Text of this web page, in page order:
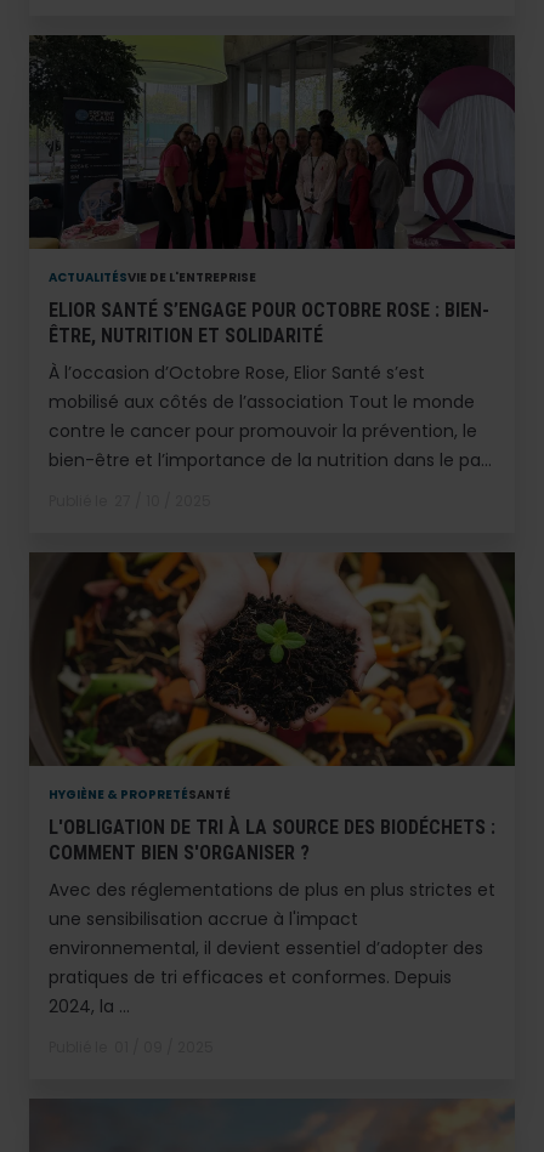
ACTUALITÉSVIE DE L'ENTREPRISE
ELIOR SANTÉ S’ENGAGE POUR OCTOBRE ROSE : BIEN-
ÊTRE, NUTRITION ET SOLIDARITÉ
À l’occasion d’Octobre Rose, Elior Santé s’est
mobilisé aux côtés de l’association Tout le monde
contre le cancer pour promouvoir la prévention, le
bien-être et l’importance de la nutrition dans le pa...
HYGIÈNE & PROPRETÉSANTÉ
L'OBLIGATION DE TRI À LA SOURCE DES BIODÉCHETS :
COMMENT BIEN S'ORGANISER ?
Avec des réglementations de plus en plus strictes et
une sensibilisation accrue à l'impact
environnemental, il devient essentiel d’adopter des
pratiques de tri efficaces et conformes. Depuis
2024, la ...